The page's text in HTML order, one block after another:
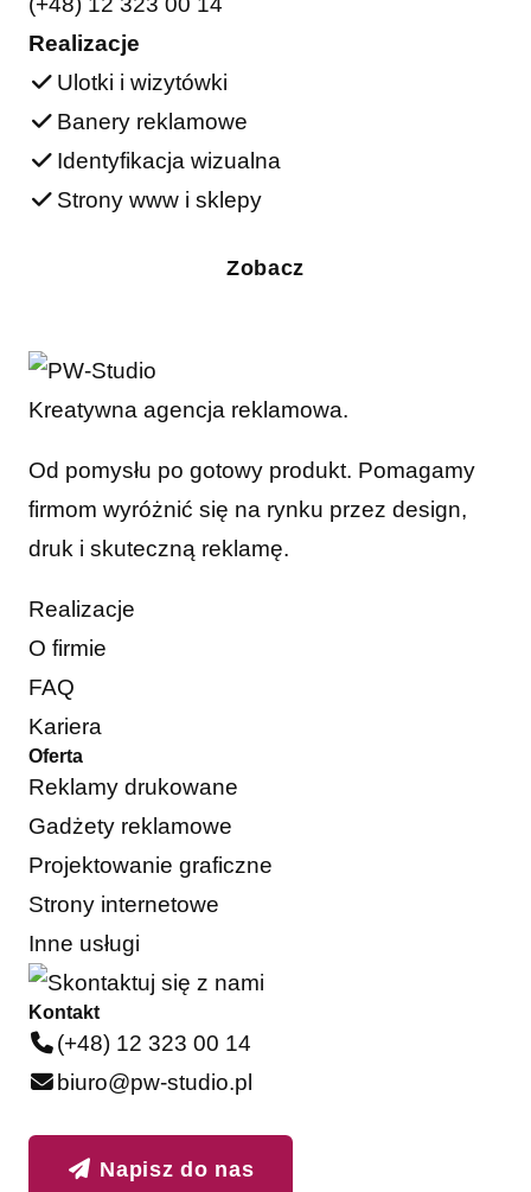
Realizacje
Ulotki i wizytówki
Banery reklamowe
Identyfikacja wizualna
Strony www i sklepy
Zobacz
Kreatywna agencja reklamowa.
Od pomysłu po gotowy produkt. Pomagamy
firmom wyróżnić się na rynku przez design,
druk i skuteczną reklamę.
Realizacje
O firmie
FAQ
Kariera
Oferta
Reklamy drukowane
Gadżety reklamowe
Projektowanie graficzne
Strony internetowe
Inne usługi
Kontakt
(+48) 12 323 00 14
biuro@pw-studio.pl
Napisz do nas